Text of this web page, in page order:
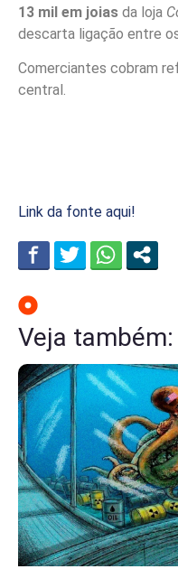
13 mil em joias da loja
descarta ligação entre
Comerciantes cobram
central.
Link da fonte aqui!
Veja também: